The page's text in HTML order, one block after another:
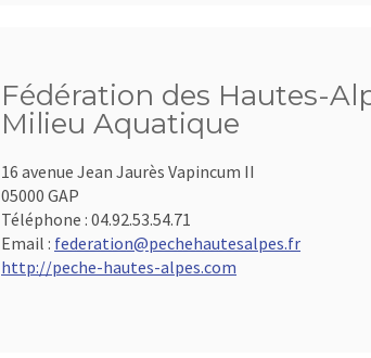
Fédération des Hautes-
Milieu Aquatique
16 avenue Jean Jaurès Vapincum II
05000 GAP
Téléphone : 04.92.53.54.71
Email : federation@pechehautesalpes.fr
http://peche-hautes-alpes.com